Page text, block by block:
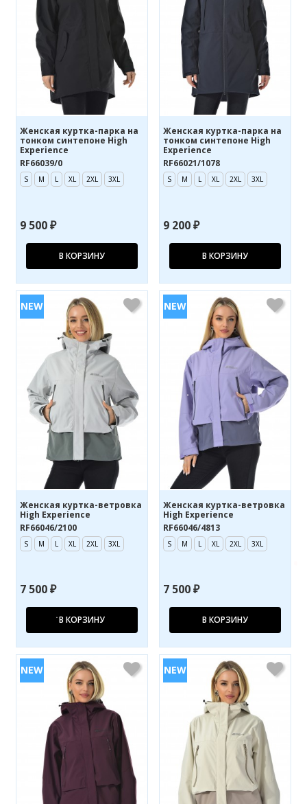
Женская куртка-парка на
тонком синтепоне High
Experience
RF66039/0
S M L XL 2XL 3XL
9 500 ₽
В КОРЗИНУ
Женская куртка-парка на
тонком синтепоне High
Experience
RF66021/1078
S M L XL 2XL 3XL
9 200 ₽
В КОРЗИНУ
Женская куртка-ветровка
High Experience
RF66046/2100
S M L XL 2XL 3XL
7 500 ₽
В КОРЗИНУ
Женская куртка-ветровка
High Experience
RF66046/4813
S M L XL 2XL 3XL
7 500 ₽
В КОРЗИНУ